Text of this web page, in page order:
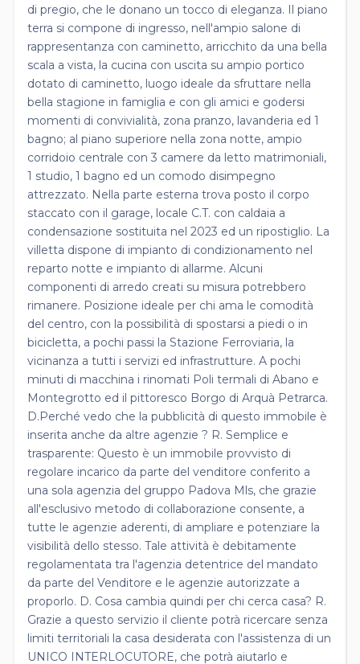
di pregio, che le donano un tocco di eleganza. Il piano
terra si compone di ingresso, nell'ampio salone di
rappresentanza con caminetto, arricchito da una bella
scala a vista, la cucina con uscita su ampio portico
dotato di caminetto, luogo ideale da sfruttare nella
bella stagione in famiglia e con gli amici e godersi
momenti di convivialità, zona pranzo, lavanderia ed 1
bagno; al piano superiore nella zona notte, ampio
corridoio centrale con 3 camere da letto matrimoniali,
1 studio, 1 bagno ed un comodo disimpegno
attrezzato. Nella parte esterna trova posto il corpo
staccato con il garage, locale C.T. con caldaia a
condensazione sostituita nel 2023 ed un ripostiglio. La
villetta dispone di impianto di condizionamento nel
reparto notte e impianto di allarme. Alcuni
componenti di arredo creati su misura potrebbero
rimanere. Posizione ideale per chi ama le comodità
del centro, con la possibilità di spostarsi a piedi o in
bicicletta, a pochi passi la Stazione Ferroviaria, la
vicinanza a tutti i servizi ed infrastrutture. A pochi
minuti di macchina i rinomati Poli termali di Abano e
Montegrotto ed il pittoresco Borgo di Arquà Petrarca.
D.Perché vedo che la pubblicità di questo immobile è
inserita anche da altre agenzie ? R. Semplice e
trasparente: Questo è un immobile provvisto di
regolare incarico da parte del venditore conferito a
una sola agenzia del gruppo Padova Mls, che grazie
all'esclusivo metodo di collaborazione consente, a
tutte le agenzie aderenti, di ampliare e potenziare la
visibilità dello stesso. Tale attività è debitamente
regolamentata tra l'agenzia detentrice del mandato
da parte del Venditore e le agenzie autorizzate a
proporlo. D. Cosa cambia quindi per chi cerca casa? R.
Grazie a questo servizio il cliente potrà ricercare senza
limiti territoriali la casa desiderata con l'assistenza di un
UNICO INTERLOCUTORE, che potrà aiutarlo e